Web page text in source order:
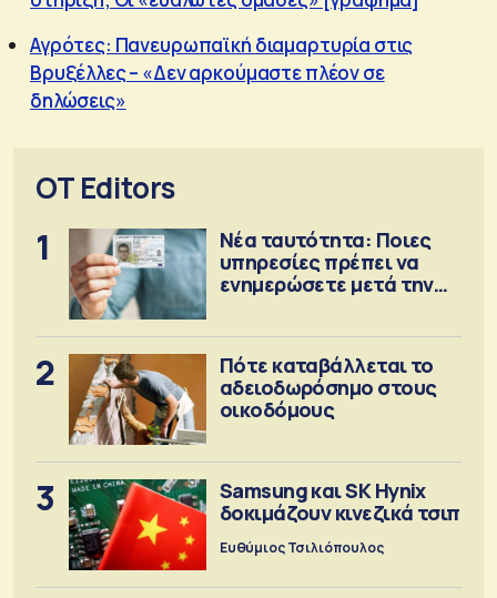
Αγρότες: Πανευρωπαϊκή διαμαρτυρία στις
Βρυξέλλες – «Δεν αρκούμαστε πλέον σε
δηλώσεις»
OT Editors
1
Νέα ταυτότητα: Ποιες
υπηρεσίες πρέπει να
ενημερώσετε μετά την
2
Πότε καταβάλλεται το
αδειοδωρόσημο στους
οικοδόμους
3
Samsung και SK Hynix
δοκιμάζουν κινεζικά τσιπ
Ευθύμιος Τσιλιόπουλος